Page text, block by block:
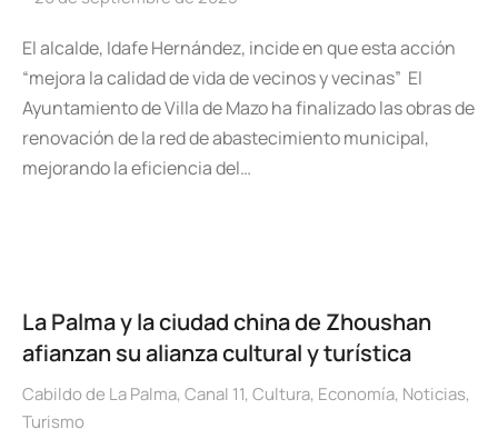
El alcalde, Idafe Hernández, incide en que esta acción
“mejora la calidad de vida de vecinos y vecinas” El
Ayuntamiento de Villa de Mazo ha finalizado las obras de
renovación de la red de abastecimiento municipal,
mejorando la eficiencia del…
La Palma y la ciudad china de Zhoushan
afianzan su alianza cultural y turística
Cabildo de La Palma, Canal 11, Cultura, Economía, Noticias,
Turismo